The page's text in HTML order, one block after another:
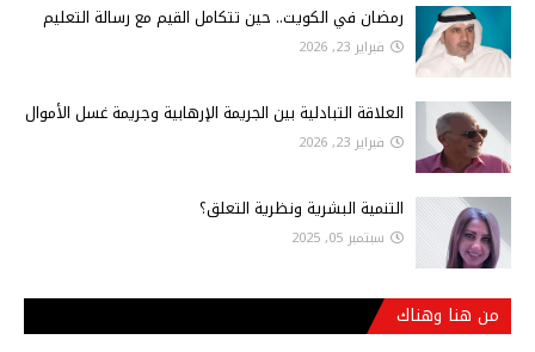
رمضان في الكويت.. حين تتكامل القيم مع رسالة التعليم
فبراير 23, 2026
العلاقة التبادلية بين الجريمة الإرهابية وجريمة غسل الأموال
فبراير 23, 2026
التنمية البشرية ونظرية التعلق؟
سبتمبر 05, 2025
من هنا وهناك